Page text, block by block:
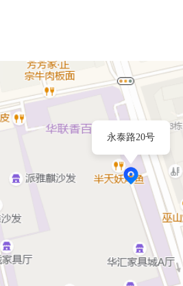
蓝色港湾购物广场不仅是购物的好去处，
感受生活的多彩。我们将不断努力，持续
得信赖的购物广场，共同见证美好生活的
永泰路20号